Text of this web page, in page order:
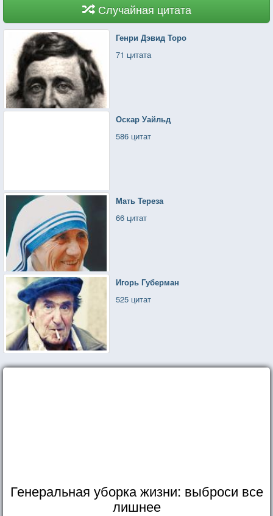
Случайная цитата
Генри Дэвид Торо
71 цитата
Оскар Уайльд
586 цитат
Мать Тереза
66 цитат
Игорь Губерман
525 цитат
Генеральная уборка жизни: выброси все
лишнее